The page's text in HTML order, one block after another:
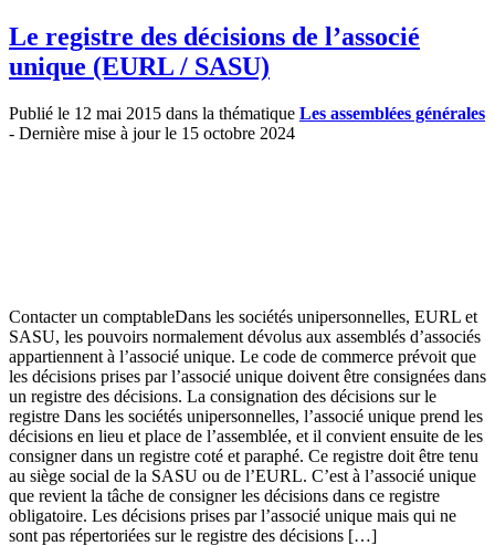
Le registre des décisions de l’associé
unique (EURL / SASU)
Publié le 12 mai 2015 dans la thématique Les assemblées générales
- Dernière mise à jour le 15 octobre 2024
Contacter un comptableDans les sociétés unipersonnelles, EURL et
SASU, les pouvoirs normalement dévolus aux assemblés d’associés
appartiennent à l’associé unique. Le code de commerce prévoit que
les décisions prises par l’associé unique doivent être consignées dans
un registre des décisions. La consignation des décisions sur le
registre Dans les sociétés unipersonnelles, l’associé unique prend les
décisions en lieu et place de l’assemblée, et il convient ensuite de les
consigner dans un registre coté et paraphé. Ce registre doit être tenu
au siège social de la SASU ou de l’EURL. C’est à l’associé unique
que revient la tâche de consigner les décisions dans ce registre
obligatoire. Les décisions prises par l’associé unique mais qui ne
sont pas répertoriées sur le registre des décisions […]